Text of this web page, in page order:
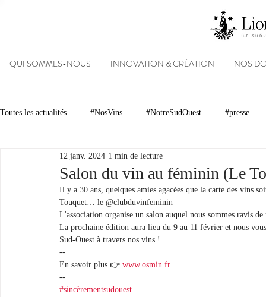
QUI SOMMES-NOUS INNOVATION & CRÉATION NOS
Toutes les actualités #NosVins #NotreSudOuest #presse
Chambre d’Amour Vins Armagnacs
Dégustations Evénements Réseaux sociaux
#NosDomaines
Salon du vin au féminin (Le
12 janv. 2024 1 min de lecture
Il y a 30 ans, quelques amies agacées que la carte des vins
Touquet… le @clubduvinfeminin_
L'association organise un salon auquel nous sommes ravis
La prochaine édition aura lieu du 9 au 11 février et nous
Sud-Ouest à travers nos vins !
--
En savoir plus 👉 www.osmin.fr
--
#sincèrementsudouest